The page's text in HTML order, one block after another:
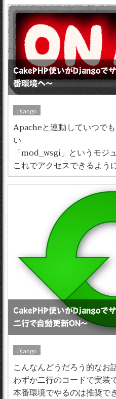
CakePHP使いがDjangoで
番環境へ〜
Django
Apacheと連動していつで
い
「mod_wsgi」というモジ
これでアクセスできるよう
CakePHP使いがDjangoで
二行で自動更新ON〜
Django
こんなんどうだろう的なお
わずか二行のコードで実装
本番環境でやるのは推奨で